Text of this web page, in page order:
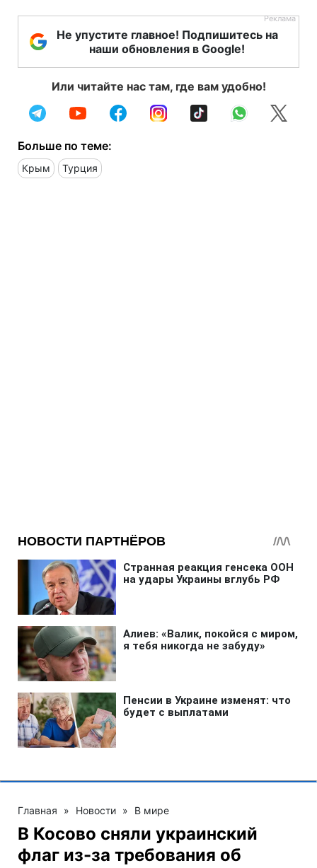
Не упустите главное! Подпишитесь на
наши обновления в Google!
Или читайте нас там, где вам удобно!
Больше по теме:
Крым Турция
Главная » Новости » В мире
В Косово сняли украинский
флаг из-за требования об